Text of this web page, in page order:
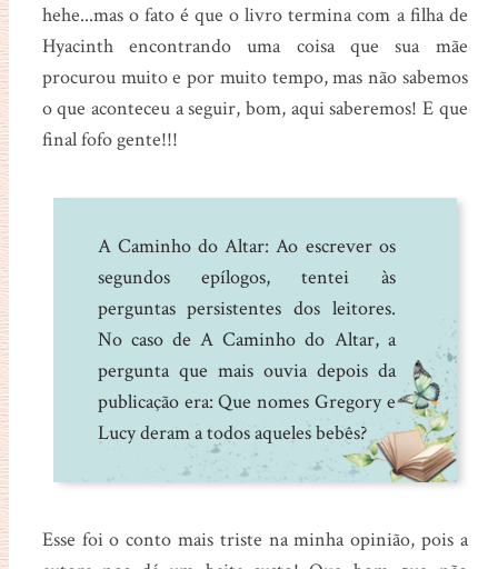
hehe...mas o fato é que o livro termina com a filha de
Hyacinth encontrando uma coisa que sua mãe
procurou muito e por muito tempo, mas não sabemos
o que aconteceu a seguir, bom, aqui saberemos! E que
final fofo gente!!!
A Caminho do Altar: Ao escrever os
segundos epílogos, tentei às
perguntas persistentes dos leitores.
No caso de A Caminho do Altar, a
pergunta que mais ouvia depois da
publicação era: Que nomes Gregory e
Lucy deram a todos aqueles bebês?
Esse foi o conto mais triste na minha opinião, pois a